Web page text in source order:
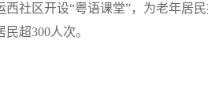
西社区开设“粤语课堂”，为老年居
超300人次。